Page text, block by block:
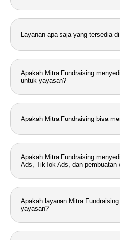
Layanan apa saja yang tersedia
Apakah Mitra Fundraising
untuk yayasan?
Apakah Mitra Fundraising bisa
Apakah Mitra Fundraising
Ads, TikTok Ads, dan pembuatan
Apakah layanan Mitra
yayasan?